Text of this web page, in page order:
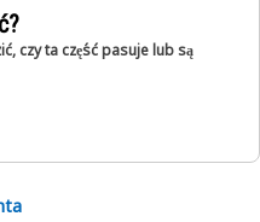
czy ta część pasuje lub są